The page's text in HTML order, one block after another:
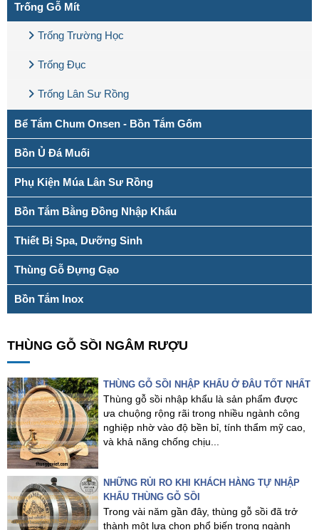
Trống Gỗ Mít
Trống Trường Học
Trống Đục
Trống Lân Sư Rồng
Bể Tắm Chum Onsen - Bồn Tắm Gốm
Bồn Ủ Đá Muối
Phụ Kiện Múa Lân Sư Rồng
Bồn Tắm Bằng Đồng Nhập Khẩu
Thiết Bị Spa, Dưỡng Sinh
Thùng Gỗ Đựng Gạo
Bồn Tắm Inox
THÙNG GỖ SỒI NGÂM RƯỢU
THÙNG GỖ SỒI NHẬP KHẨU Ở ĐÂU TỐT NHẤT
Thùng gỗ sồi nhập khẩu là sản phẩm được
ưa chuộng rộng rãi trong nhiều ngành công
nghiệp nhờ vào độ bền bỉ, tính thẩm mỹ cao,
và khả năng chống chịu...
NHỮNG RỦI RO KHI KHÁCH HÀNG TỰ NHẬP
KHẨU THÙNG GỖ SỒI
Trong vài năm gần đây, thùng gỗ sồi đã trở
thành một lựa chọn phổ biến trong ngành